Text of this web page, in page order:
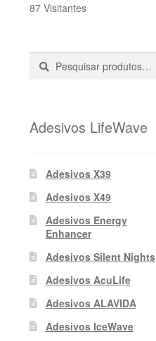
87 Visitantes
Pesquisar
Pesquisa
Adesivos LifeWave
Adesivos X39
Adesivos X49
Adesivos Energy
Enhancer
Adesivos Silent Nights
Adesivos AcuLife
Adesivos ALAVIDA
Adesivos IceWave